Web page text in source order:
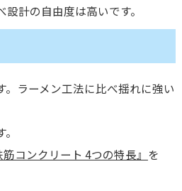
計の自由度は高いです。
ラーメン工法に比べ揺れに強い
コンクリート 4つの特長』 を